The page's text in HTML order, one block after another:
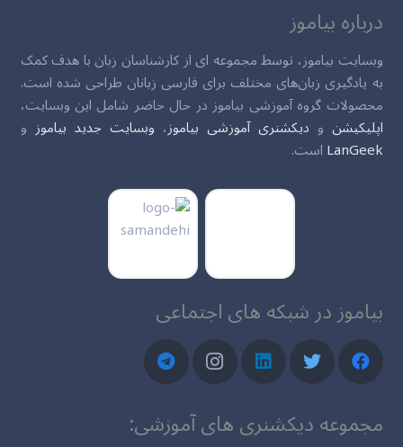
درباره بیاموز
وبسایت بیاموز، توسط مجموعه ای از کارشناسان زبان با هدف کمک
به یادگیری زبان‌های مختلف برای فارسی زبانان طراحی شده است.
محصولات گروه آموزشی بیاموز در حال حاضر شامل این وبسایت،
اپلیکیشن و دیکشنری آموزشی بیاموز، وبسایت جدید بیاموز و
LanGeekاست.
بیاموز در شبکه های اجتماعی
مجموعه دیکشنری های آموزشی: